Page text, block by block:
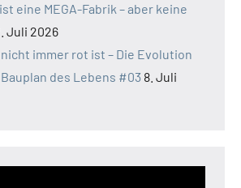
eine MEGA-Fabrik – aber keine
Juli 2026
immer rot ist – Die Evolution
des Lebens #03 8. Juli